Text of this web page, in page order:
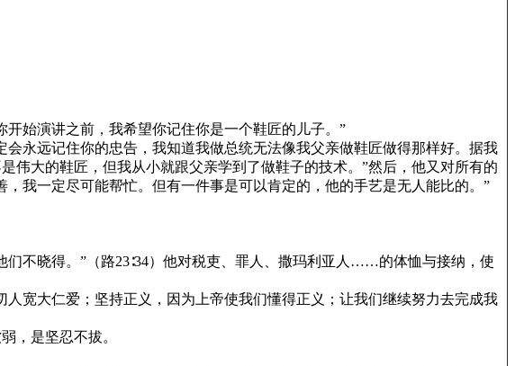
始演讲之前，我希望你记住你是一个鞋匠的儿子。”
永远记住你的忠告，我知道我做总统无法像我父亲做鞋匠做得那样好。据我
伟大的鞋匠，但我从小就跟父亲学到了做鞋子的技术。”然后，他又对所有的
我一定尽可能帮忙。但有一件事是可以肯定的，他的手艺是无人能比的。”
不晓得。”（路23∶34）他对税吏、罪人、撒玛利亚人……的体恤与接纳，使
宽大仁爱；坚持正义，因为上帝使我们懂得正义；让我们继续努力去完成我
，是坚忍不拔。